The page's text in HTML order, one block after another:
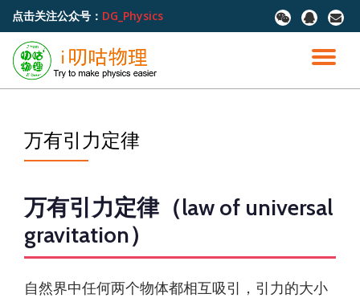
容
点击关注公众号： DG_Physics
fa-
wechat
fa-
qq
fa-
切
万有引力定律
万有引力定律（law of universal
gravitation）
自然界中任何两个物体都相互吸引，引力的大小